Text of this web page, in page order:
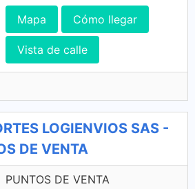
Mapa Cómo llegar
Vista de calle
LOGIENVIOS SAS -
DE VENTA
PUNTOS DE VENTA